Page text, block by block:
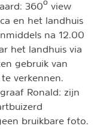
360º view
en het landhuis
na 12.00
het landhuis via
gebruik van
verkennen.
Ronald: zijn
bruikbare foto.